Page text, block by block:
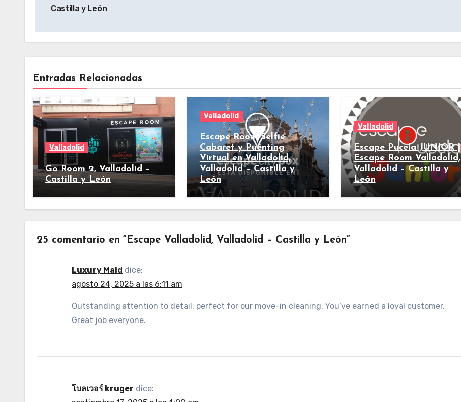
Castilla y León
Entradas Relacionadas
Valladolid
Go Room 2, Valladolid –
Castilla y León
Valladolid
Escape Room Selfie
Cabaret y Puénting
Virtual en Valladolid,
Valladolid – Castilla y
León
Valladolid
Escape Pucela JUNIOR |
Escape Room Valladolid,
Valladolid – Castilla y
León
25 comentario en “Escape Valladolid, Valladolid – Castilla y León”
Luxury Maid dice:
agosto 24, 2025 a las 6:11 am
Outstanding attention to detail, perfect for our move-in cleaning. You’ve earned a loyal customer.
Great job everyone.
โบลเวอร์ kruger dice: